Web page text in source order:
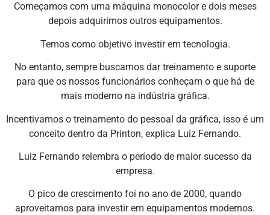
Começamos com uma máquina monocolor e dois meses
depois adquirimos outros equipamentos.
Temos como objetivo investir em tecnologia.
No entanto, sempre buscamos dar treinamento e suporte
para que os nossos funcionários conheçam o que há de
mais moderno na indústria gráfica.
Incentivamos o treinamento do pessoal da gráfica, isso é um
conceito dentro da Printon, explica Luiz Fernando.
Luiz Fernando relembra o período de maior sucesso da
empresa.
O pico de crescimento foi no ano de 2000, quando
aproveitamos para investir em equipamentos modernos.